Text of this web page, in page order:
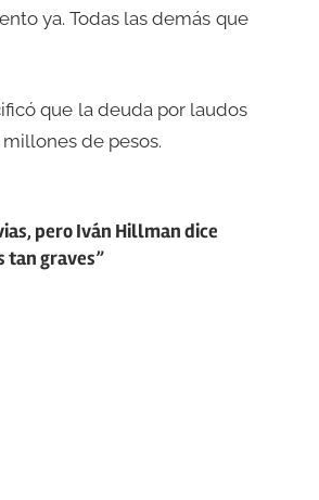
ya. Todas las demás que
que la deuda por laudos
de pesos.
pero Iván Hillman dice
tan graves”